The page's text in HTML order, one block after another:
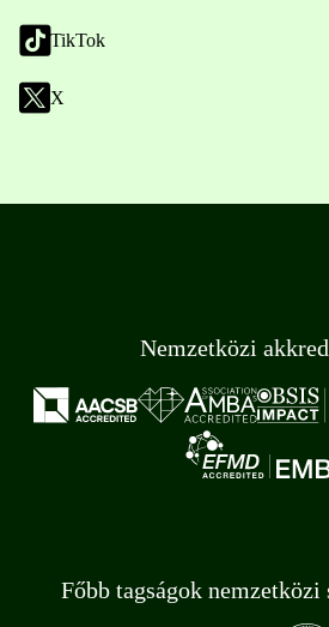
TikTok
X
Nemzetközi
Főbb tagságok nemzetközi